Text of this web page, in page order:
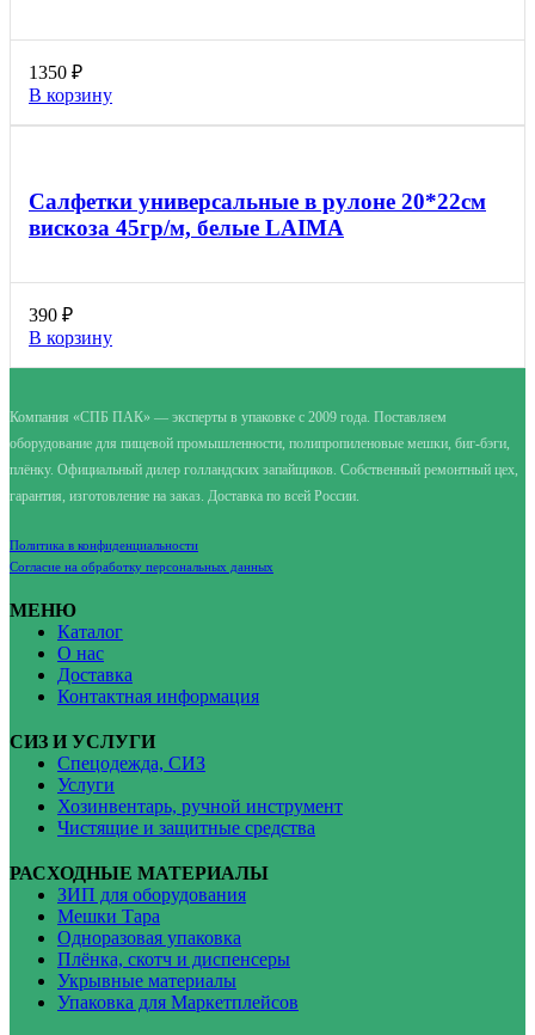
1350 ₽
В корзину
Салфетки универсальные в рулоне 20*22см
вискоза 45гр/м, белые LAIMA
390 ₽
В корзину
Компания «СПБ ПАК» — эксперты в упаковке с 2009 года. Поставляем
оборудование для пищевой промышленности, полипропиленовые мешки, биг-бэги,
плёнку. Официальный дилер голландских запайщиков. Собственный ремонтный цех,
гарантия, изготовление на заказ. Доставка по всей России.
Политика в конфиденциальности
Согласие на обработку персональных данных
МЕНЮ
Каталог
О нас
Доставка
Контактная информация
СИЗ И УСЛУГИ
Спецодежда, СИЗ
Услуги
Хозинвентарь, ручной инструмент
Чистящие и защитные средства
РАСХОДНЫЕ МАТЕРИАЛЫ
ЗИП для оборудования
Мешки Тара
Одноразовая упаковка
Плёнка, скотч и диспенсеры
Укрывные материалы
Упаковка для Маркетплейсов